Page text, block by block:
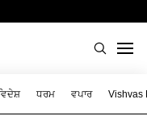
ਧਰਮ ਵਪਾਰ Vishvas